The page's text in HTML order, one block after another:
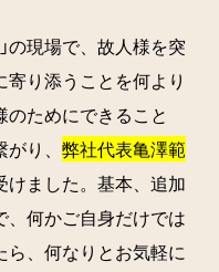
の現場で、故人様を突
り添うことを何より
ためにできること
り、 弊社代表亀澤範
けました。基本、追加
何かご自身だけでは
、何なりとお気軽に